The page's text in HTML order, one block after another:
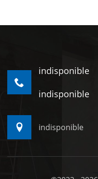
indisponible
indisponible
indisponible